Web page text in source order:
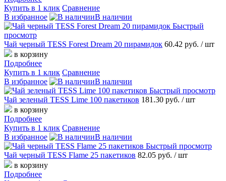
Купить в 1 клик Сравнение
В избранное
В наличии
Быстрый
просмотр
Чай черный TESS Forest Dream 20 пирамидок 60.42 руб. / шт
в корзину
Подробнее
Купить в 1 клик Сравнение
В избранное
В наличии
Быстрый просмотр
Чай зеленый TESS Lime 100 пакетиков 181.30 руб. / шт
в корзину
Подробнее
Купить в 1 клик Сравнение
В избранное
В наличии
Быстрый просмотр
Чай черный TESS Flame 25 пакетиков 82.05 руб. / шт
в корзину
Подробнее